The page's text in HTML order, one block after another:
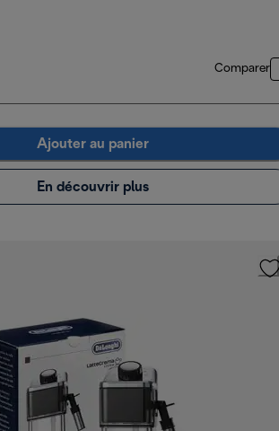
Comparer
Ajouter au panier
En découvrir plus